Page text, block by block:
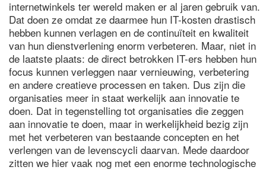
internetwinkels ter wereld maken er al jaren gebruik van.
Dat doen ze omdat ze daarmee hun IT-kosten drastisch
hebben kunnen verlagen en de continuïteit en kwaliteit
van hun dienstverlening enorm verbeteren. Maar, niet in
de laatste plaats: de direct betrokken IT-ers hebben hun
focus kunnen verleggen naar vernieuwing, verbetering
en andere creatieve processen en taken. Dus zijn die
organisaties meer in staat werkelijk aan innovatie te
doen. Dat in tegenstelling tot organisaties die zeggen
aan innovatie te doen, maar in werkelijkheid bezig zijn
met het verbeteren van bestaande concepten en het
verlengen van de levenscycli daarvan. Mede daardoor
zitten we hier vaak nog met een enorme technologische